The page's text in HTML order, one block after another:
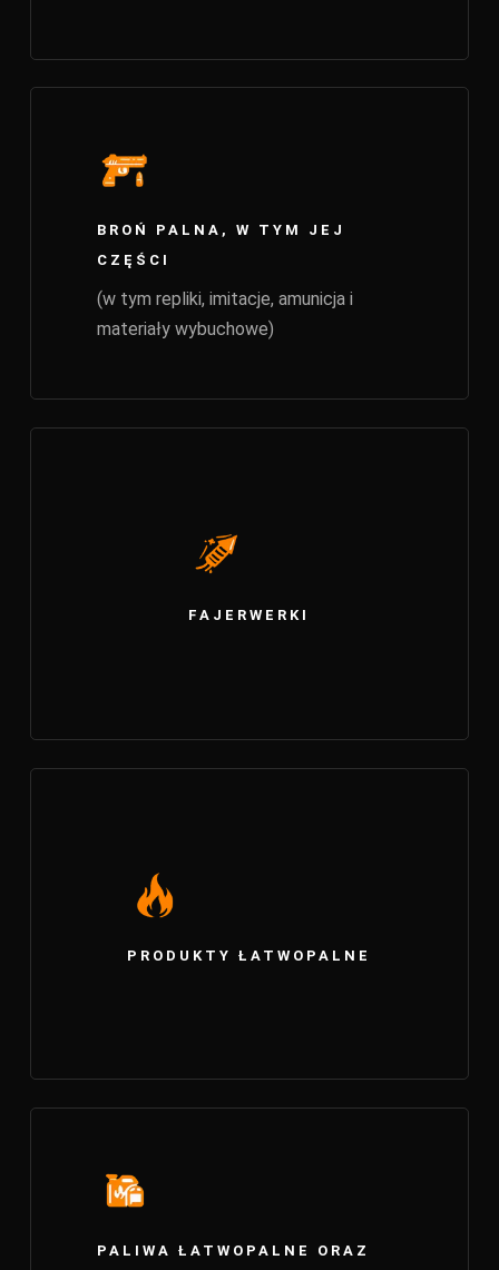
BROŃ PALNA, W TYM JEJ
CZĘŚCI
(w tym repliki, imitacje, amunicja i
materiały wybuchowe)
FAJERWERKI
PRODUKTY ŁATWOPALNE
PALIWA ŁATWOPALNE ORAZ